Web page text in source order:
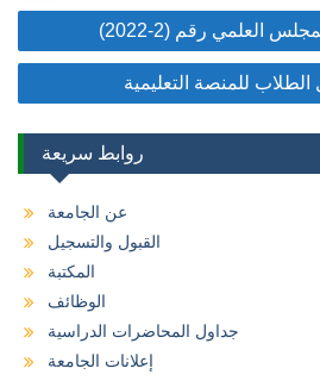
Post
navigation
العلمي رقم (2-2022)
الطلاب للمنصة التعليمية
روابط سريعة
عن الجامعة
القبول والتسجيل
المكتبة
الوظائف
جداول المحاضرات الدراسية
إعلانات الجامعة